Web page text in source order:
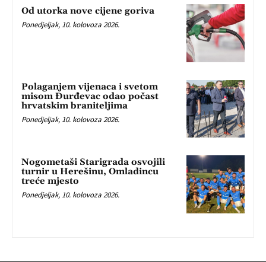
Od utorka nove cijene goriva
Ponedjeljak, 10. kolovoza 2026.
Polaganjem vijenaca i svetom
misom Đurđevac odao počast
hrvatskim braniteljima
Ponedjeljak, 10. kolovoza 2026.
Nogometaši Starigrada osvojili
turnir u Herešinu, Omladincu
treće mjesto
Ponedjeljak, 10. kolovoza 2026.